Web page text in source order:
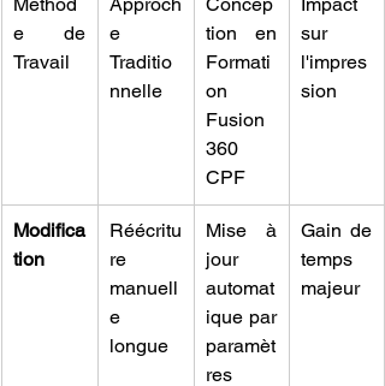
Méthod
e de
Travail
Approch
e
Traditio
nnelle
Concep
tion en
Formati
on
Fusion
360
CPF
Impact
sur
l'impres
sion
Modifica
tion
Réécritu
re
manuell
e
longue
Mise à
jour
automat
ique par
paramèt
res
Gain de
temps
majeur